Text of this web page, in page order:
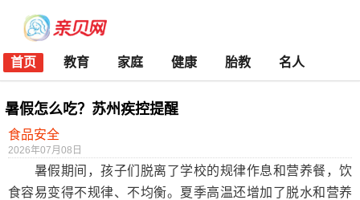
首页 教育 家庭 健康 胎教 名人
暑假怎么吃？苏州疾控提醒
食品安全
2026年07月08日
暑假期间，孩子们脱离了学校的规律作息和营养餐，饮
食容易变得不规律、不均衡。夏季高温还增加了脱水和营养